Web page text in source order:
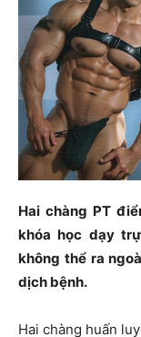
Hai chàng PT
khóa học dạy
không thể ra
dịch bệnh.
Hai chàng huấn